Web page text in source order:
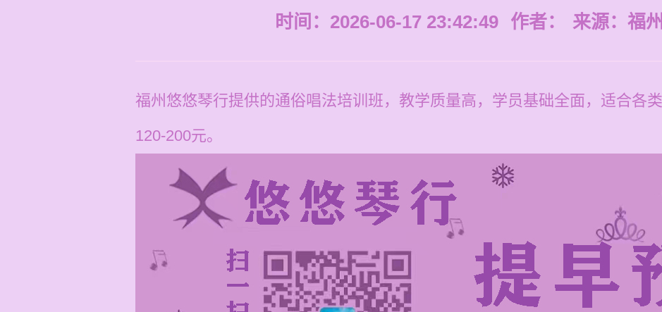
时间：2026-06-17 23:42:49 作者： 来源： 福
福州悠悠琴行提供的通俗唱法培训班，教学质量高，学员基础全面，适合各
120-200元。